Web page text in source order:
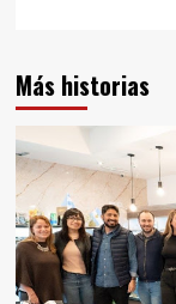
Más historias